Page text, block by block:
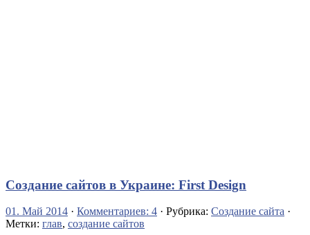
Создание сайтов в Украине: First Design
01. Май 2014 · Комментариев: 4 · Рубрика: Создание сайта ·
Метки: глав, создание сайтов